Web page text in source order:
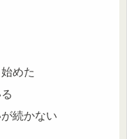
めた
続かない